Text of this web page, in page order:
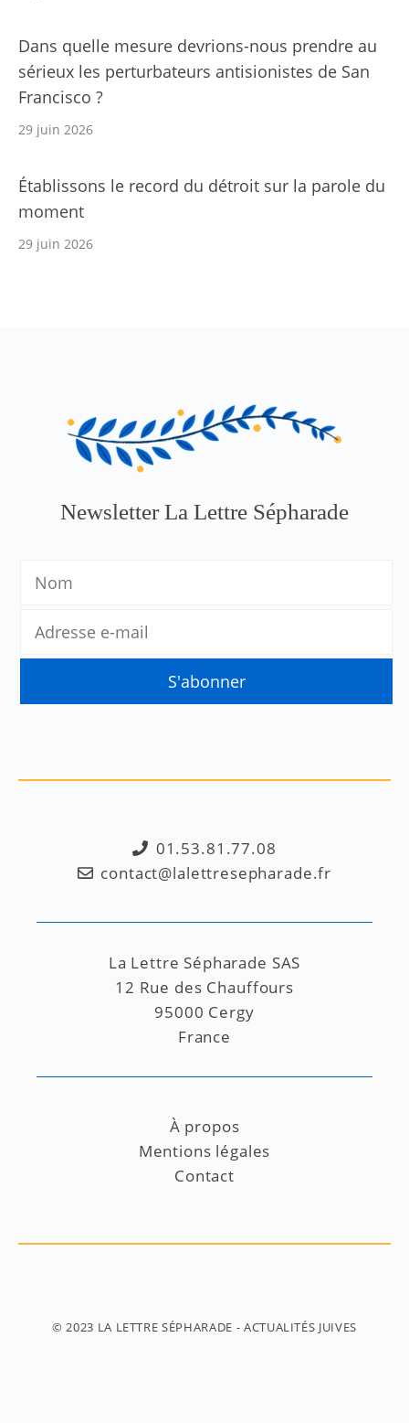
Dans quelle mesure devrions-nous prendre au
sérieux les perturbateurs antisionistes de San
Francisco ?
29 juin 2026
Établissons le record du détroit sur la parole du
moment
29 juin 2026
Newsletter La Lettre Sépharade
01.53.81.77.08
contact@lalettresepharade.fr
La Lettre Sépharade SAS
12 Rue des Chauffours
95000 Cergy
France
À propos
Mentions légales
Contact
© 2023 LA LETTRE SÉPHARADE - ACTUALITÉS JUIVES